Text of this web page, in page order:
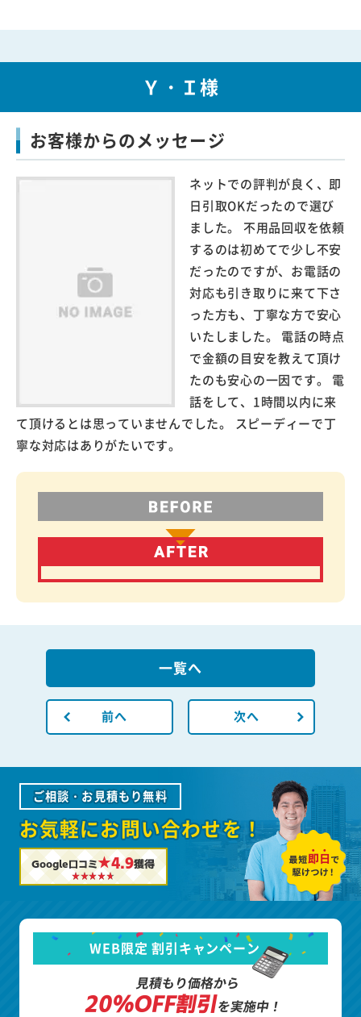
Ｙ・Ｉ様
お客様からのメッセージ
ネットでの評判が良く、即
日引取OKだったので選び
ました。 不用品回収を依頼
するのは初めてで少し不安
だったのですが、お電話の
対応も引き取りに来て下さ
った方も、丁寧な方で安心
いたしました。 電話の時点
で金額の目安を教えて頂け
たのも安心の一因です。 電
話をして、1時間以内に来
て頂けるとは思っていませんでした。 スピーディーで丁
寧な対応はありがたいです。
前へ
一覧へ
次へ
ご相談・お見積もり無料
お気軽にお問い合わせを！
Google口コミ★4.9獲得
WEB限定 割引キャンペーン
見積もり価格から
20%OFF割引を実施中！